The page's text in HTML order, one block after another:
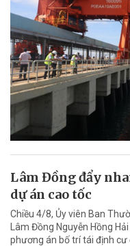
Lâm Đồng đẩy
dự án cao tốc
Chiều 4/8, Ủy viên Ban
Lâm Đồng Nguyễn Hồng
phương án bố trí tái định cư